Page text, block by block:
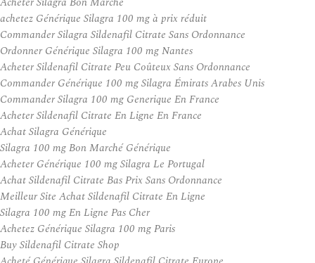
achetez Générique Silagra 100 mg à prix réduit
Commander Silagra Sildenafil Citrate Sans Ordonnance
Ordonner Générique Silagra 100 mg Nantes
Acheter Sildenafil Citrate Peu Coûteux Sans Ordonnance
Commander Générique 100 mg Silagra Émirats Arabes Unis
Commander Silagra 100 mg Generique En France
Acheter Sildenafil Citrate En Ligne En France
Achat Silagra Générique
Silagra 100 mg Bon Marché Générique
Acheter Générique 100 mg Silagra Le Portugal
Achat Sildenafil Citrate Bas Prix Sans Ordonnance
Meilleur Site Achat Sildenafil Citrate En Ligne
Silagra 100 mg En Ligne Pas Cher
Achetez Générique Silagra 100 mg Paris
Buy Sildenafil Citrate Shop